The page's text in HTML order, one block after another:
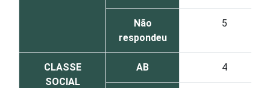
Não
respondeu
5
CLASSE
SOCIAL
AB 4